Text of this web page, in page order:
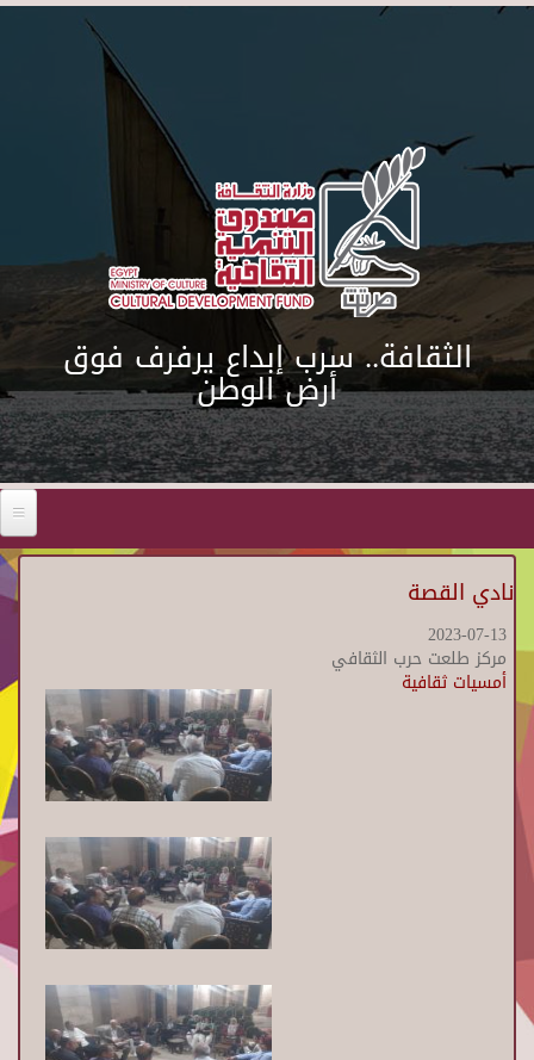
Skip to main content
الثقافة.. سرب إبداع يرفرف فوق
أرض الوطن
نادي القصة
2023-07-13
مركز طلعت حرب الثقافي
أمسيات ثقافية